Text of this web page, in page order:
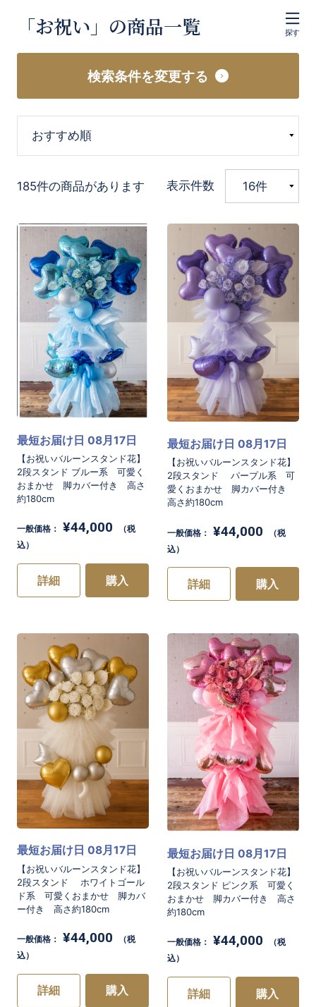
探す
「お祝い」の商品一覧
検索条件を変更する
185件の商品があります 表示件数
【お祝いバルーンスタンド花】
2段スタンド ブルー系 可愛く
おまかせ 脚カバー付き 高さ
約180cm
最短お届け日 08月17日
一般価格： ¥44,000
（税
込）
詳細 購入
【お祝いバルーンスタンド花】
2段スタンド パープル系 可
愛くおまかせ 脚カバー付き
高さ約180cm
最短お届け日 08月17日
一般価格： ¥44,000
（税
込）
詳細 購入
【お祝いバルーンスタンド花】
2段スタンド ホワイトゴール
ド系 可愛くおまかせ 脚カバ
ー付き 高さ約180cm
最短お届け日 08月17日
一般価格： ¥44,000
（税
込）
詳細 購入
【お祝いバルーンスタンド花】
2段スタンド ピンク系 可愛く
おまかせ 脚カバー付き 高さ
約180cm
最短お届け日 08月17日
一般価格： ¥44,000
（税
込）
詳細 購入